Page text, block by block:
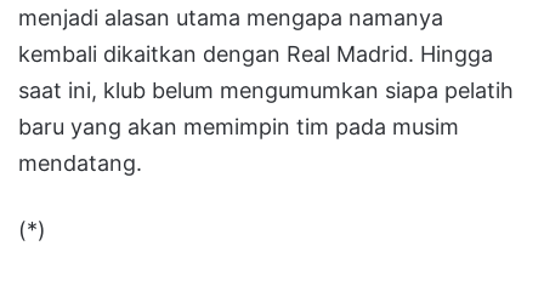
menjadi alasan utama mengapa namanya
kembali dikaitkan dengan Real Madrid. Hingga
saat ini, klub belum mengumumkan siapa pelatih
baru yang akan memimpin tim pada musim
mendatang.
(*)